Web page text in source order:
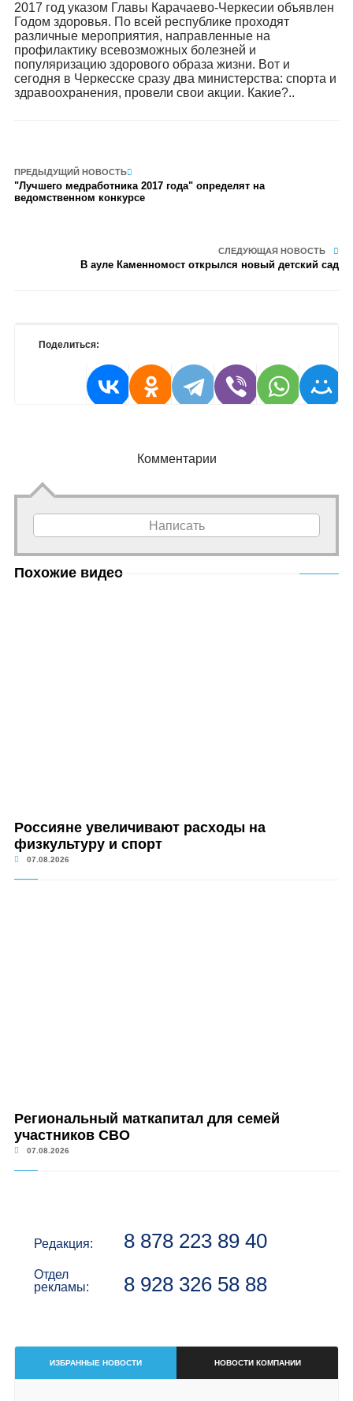
2017 год указом Главы Карачаево-Черкесии объявлен
Годом здоровья. По всей республике проходят
различные мероприятия, направленные на
профилактику всевозможных болезней и
популяризацию здорового образа жизни. Вот и
сегодня в Черкесске сразу два министерства: спорта и
здравоохранения, провели свои акции. Какие?..
ПРЕДЫДУЩИЙ НОВОСТЬ
"Лучшего медработника 2017 года" определят на
ведомственном конкурсе
СЛЕДУЮЩАЯ НОВОСТЬ
В ауле Каменномост открылся новый детский сад
Поделиться:
Комментарии
Написать
Похожие видео
Россияне увеличивают расходы на
физкультуру и спорт
07.08.2026
Региональный маткапитал для семей
участников СВО
07.08.2026
Редакция: 8 878 223 89 40
Отдел
рекламы:
8 928 326 58 88
ИЗБРАННЫЕ НОВОСТИ НОВОСТИ КОМПАНИИ